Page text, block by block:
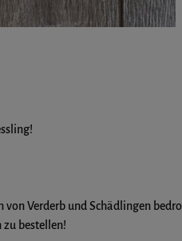
von Verderb und Schädlingen
bestellen!